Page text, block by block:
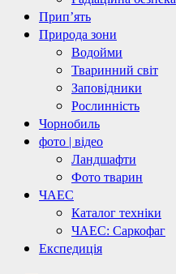
Прип’ять
Природа зони
Водойми
Тваринний світ
Заповідники
Рослинність
Чорнобиль
фото | відео
Ландшафти
Фото тварин
ЧАЕС
Каталог техніки
ЧАЕС: Саркофаг
Експедиція